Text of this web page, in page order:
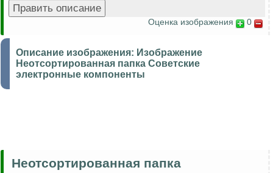
Оценка изображения 0
Описание изображения: Изображение
Неотсортированная папка Советские
электронные компоненты
Неотсортированная папка